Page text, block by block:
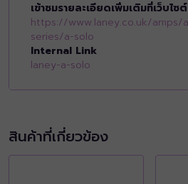
เข้าชมรายละเอียดเพิ่มเติมที่เว็บไซ
https://www.laney.co.uk/amps/
series/a-solo
Internal Link
laney-a-solo
สินค้าที่เกี่ยวข้อง